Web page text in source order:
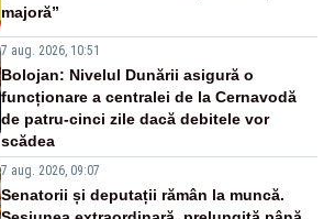
majoră”
7 aug. 2026, 10:51
Bolojan: Nivelul Dunării asigură o
funcționare a centralei de la Cernavodă
de patru-cinci zile dacă debitele vor
scădea
7 aug. 2026, 09:07
Senatorii și deputații rămân la muncă.